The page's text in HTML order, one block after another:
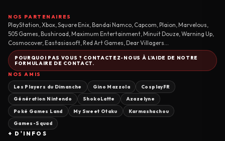
NOS PARTENAIRES
PlayStation, Xbox, Square Enix, Bandai Namco, Capcom, Plaion, Marvelous,
505 Games, Bushiroad, Maximum Entertainment, Minuit Douze, Warning Up,
Cosmocover, Eastasiasoft, Red Art Games, Dear Villagers...
POURQUOI PAS VOUS ? CONTACTEZ-NOUS À L'AIDE DE NOTRE
FORMULAIRE DE CONTACT.
NOS AMIS
Les Players du Dimanche Gino Mazzola CosplayFR
Génération Nintendo ShokoLatte Azazelyne
Poké Games Land My Sweet Otaku Karmashachou
Games-Squad
+ D'INFOS